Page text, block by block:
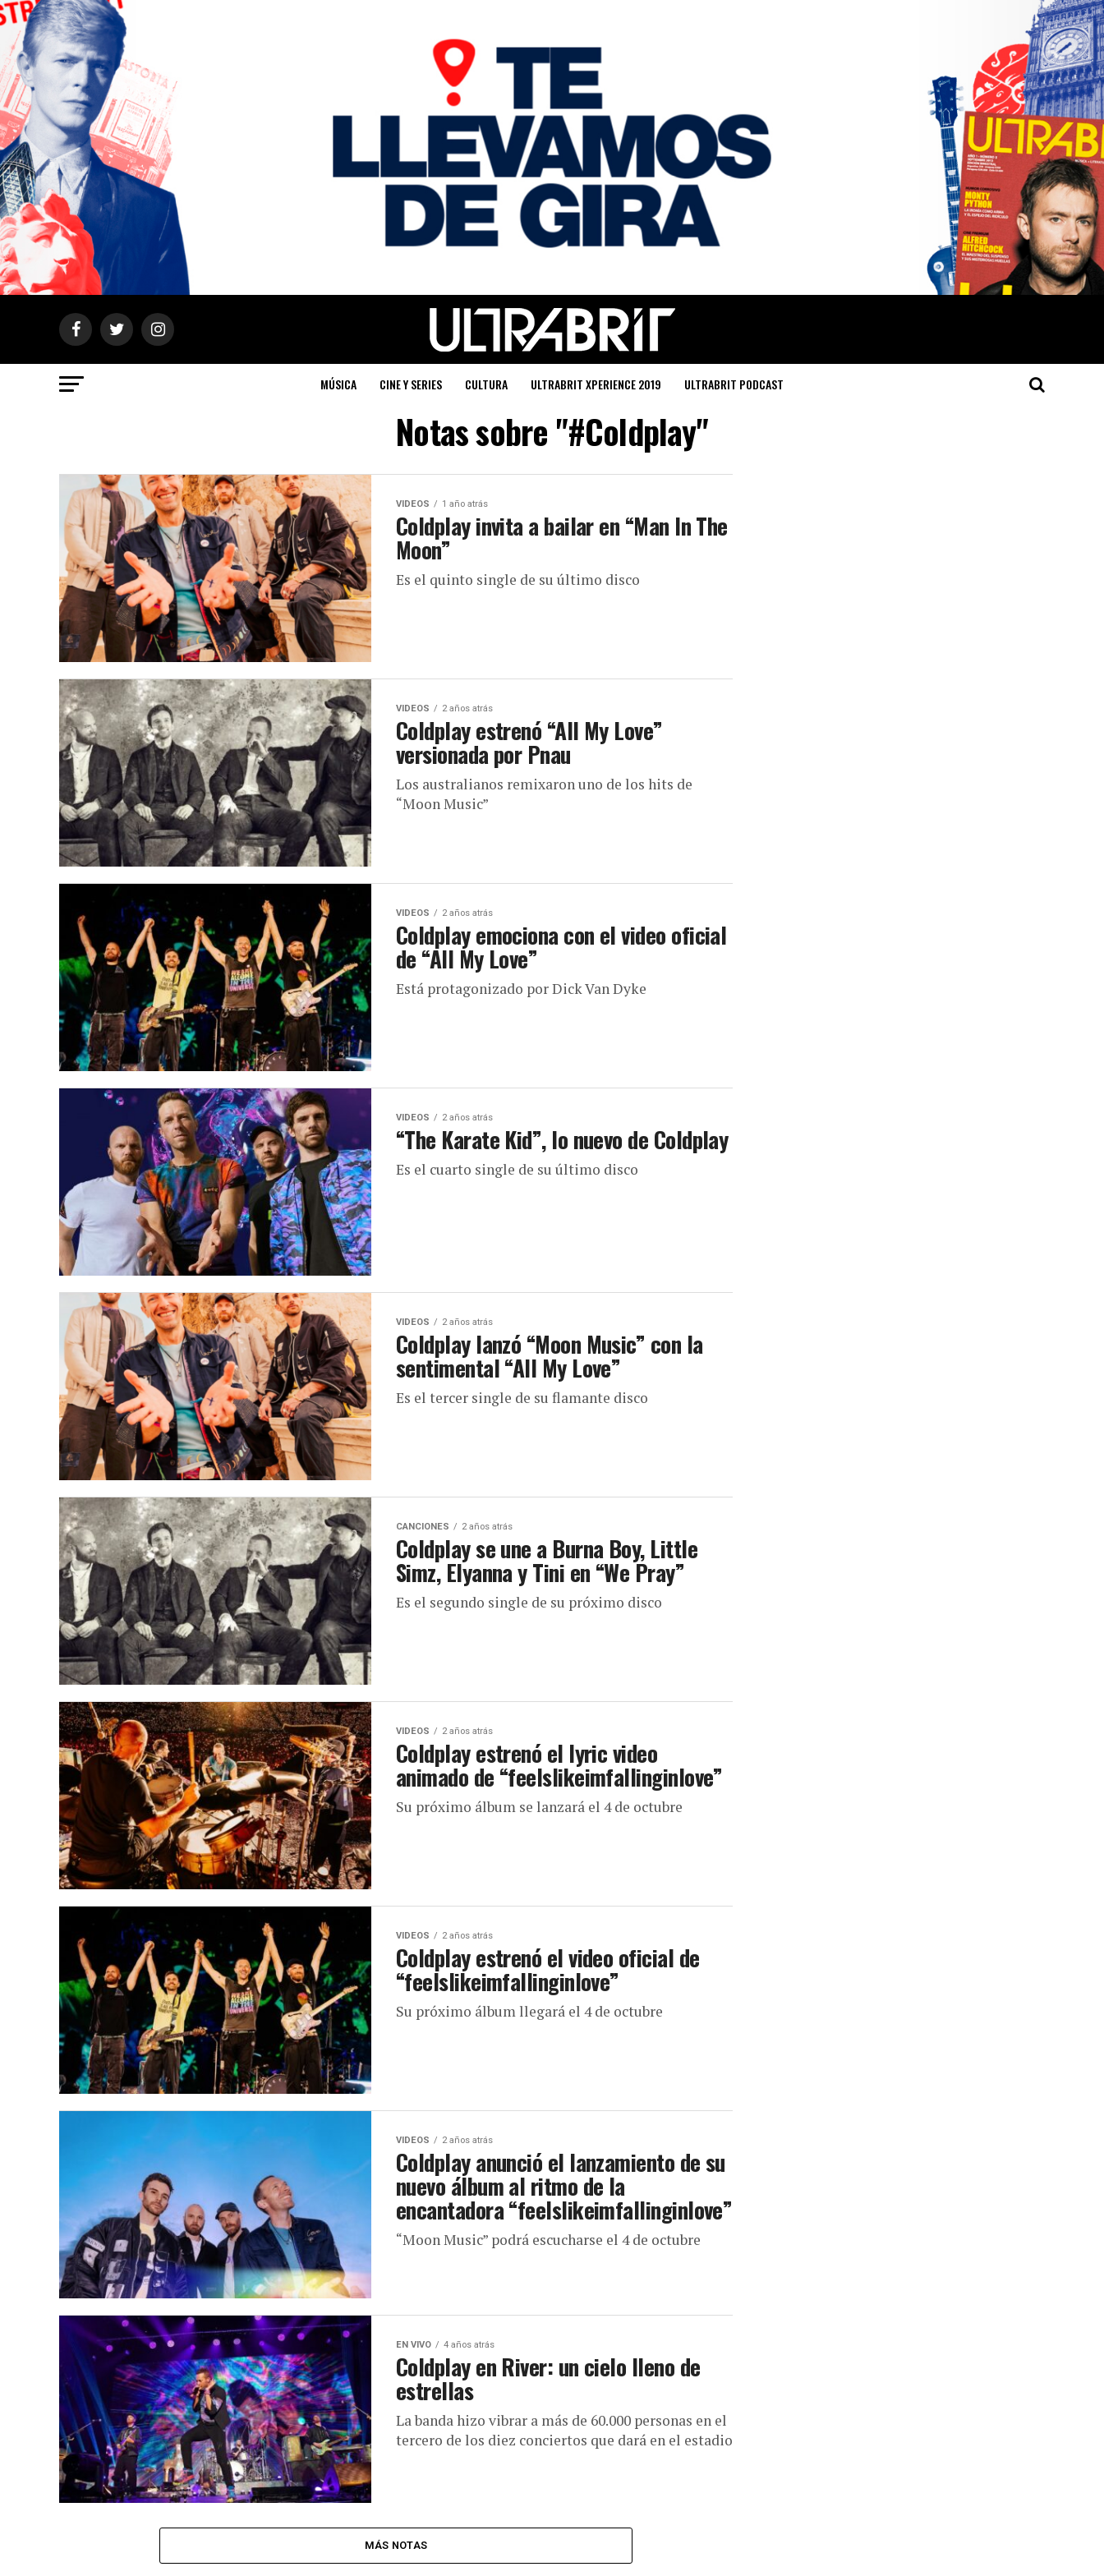
MÚSICA CINE Y SERIES CULTURA ULTRABRIT XPERIENCE 2019 ULTRABRIT PODCAST
Notas sobre "#Coldplay"
VIDEOS 1 año atrás
Coldplay invita a bailar en “Man In The
Moon”
Es el quinto single de su último disco
VIDEOS 2 años atrás
Coldplay estrenó “All My Love”
versionada por Pnau
Los australianos remixaron uno de los hits de
“Moon Music”
VIDEOS 2 años atrás
Coldplay emociona con el video oficial
de “All My Love”
Está protagonizado por Dick Van Dyke
VIDEOS 2 años atrás
“The Karate Kid”, lo nuevo de Coldplay
Es el cuarto single de su último disco
VIDEOS 2 años atrás
Coldplay lanzó “Moon Music” con la
sentimental “All My Love”
Es el tercer single de su flamante disco
CANCIONES 2 años atrás
Coldplay se une a Burna Boy, Little
Simz, Elyanna y Tini en “We Pray”
Es el segundo single de su próximo disco
VIDEOS 2 años atrás
Coldplay estrenó el lyric video
animado de “feelslikeimfallinginlove”
Su próximo álbum se lanzará el 4 de octubre
VIDEOS 2 años atrás
Coldplay estrenó el video oficial de
“feelslikeimfallinginlove”
Su próximo álbum llegará el 4 de octubre
VIDEOS 2 años atrás
Coldplay anunció el lanzamiento de su
nuevo álbum al ritmo de la
encantadora “feelslikeimfallinginlove”
“Moon Music” podrá escucharse el 4 de octubre
EN VIVO 4 años atrás
Coldplay en River: un cielo lleno de
estrellas
La banda hizo vibrar a más de 60.000 personas en el
tercero de los diez conciertos que dará en el estadio
MÁS NOTAS